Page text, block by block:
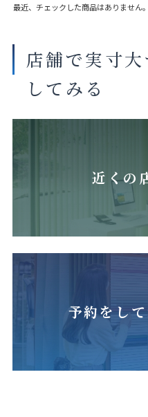
最近、チェックした商品はありません。
店舗で実寸
してみる
近くの
予約をし